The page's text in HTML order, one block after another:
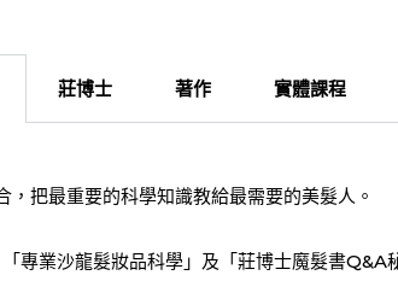
莊博士 著作 實體課程
，把最重要的科學知識教給最需要的美髮人。
專業沙龍髮妝品科學」及「莊博士魔髮書Q&A